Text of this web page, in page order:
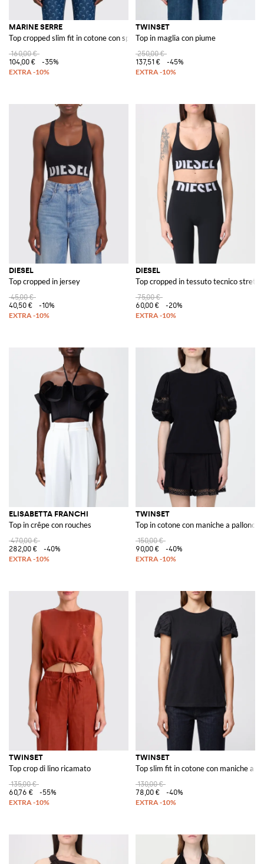
MARINE SERRE
Top cropped slim fit in cotone con spalle scoperte e logo Crescent Moon
160,00 €
104,00 €
-35%
TWINSET
Top in maglia con piume
250,00 €
137,51 €
-45%
DIESEL
Top cropped in jersey
45,00 €
40,50 €
-10%
DIESEL
Top cropped in tessuto tecnico stretch
75,00 €
60,00 €
-20%
ELISABETTA FRANCHI
Top in crêpe con rouches
470,00 €
282,00 €
-40%
TWINSET
Top in cotone con maniche a
150,00 €
90,00 €
-40%
TWINSET
Top crop di lino ricamato
135,00 €
60,76 €
-55%
TWINSET
Top slim fit in cotone con maniche a
130,00 €
78,00 €
-40%